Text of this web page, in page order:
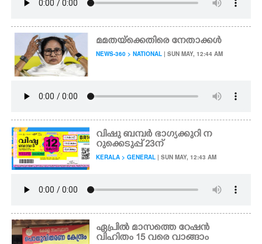
മമതയ്ക്കെതിരെ നേതാക്കൾ
NEWS-360 > NATIONAL | SUN MAY, 12:44 AM
വിഷു ബമ്പർ ഭാഗ്യക്കുറി ന
റുക്കെടുപ്പ്‌ 23ന്
KERALA > GENERAL | SUN MAY, 12:43 AM
ഏപ്രിൽ മാസത്തെ റേഷൻ
വിഹിതം 15 വരെ വാങ്ങാം